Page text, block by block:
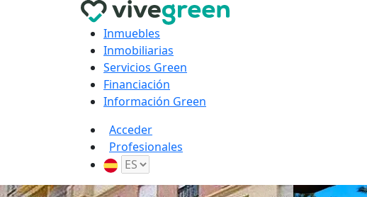
Inmuebles
Inmobiliarias
Servicios Green
Financiación
Información Green
Acceder
Profesionales